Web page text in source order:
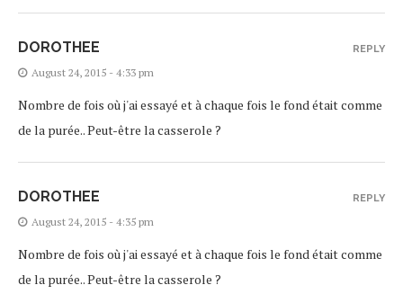
DOROTHEE
August 24, 2015 - 4:33 pm
Nombre de fois où j'ai essayé et à chaque fois le fond était comme
de la purée.. Peut-être la casserole ?
REPLY
DOROTHEE
August 24, 2015 - 4:35 pm
Nombre de fois où j'ai essayé et à chaque fois le fond était comme
de la purée.. Peut-être la casserole ?
REPLY